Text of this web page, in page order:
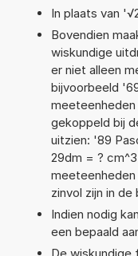
In plaats van
Bovendien
wiskundige
er niet alleen
bijvoorbeeld
meeteenheden
gekoppeld bij
uitzien: '89
29dm = ?
meeteenheden
zinvol zijn in
Indien nodig
een bepaald
De wiskundige